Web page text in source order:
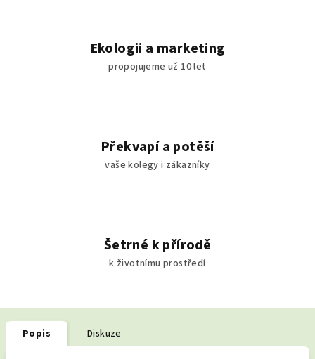
Ekologii a marketing
propojujeme už 10 let
Překvapí a potěší
vaše kolegy i zákazníky
Šetrné k přírodě
k životnímu prostředí
Popis Diskuze